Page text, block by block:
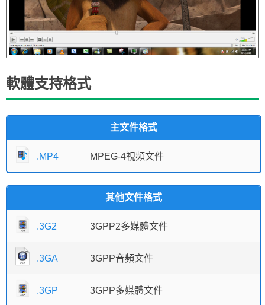
軟體支持格式
主文件格式
.MP4 MPEG-4視頻文件
其他文件格式
.3G2 3GPP2多媒體文件
.3GA 3GPP音頻文件
.3GP 3GPP多媒體文件